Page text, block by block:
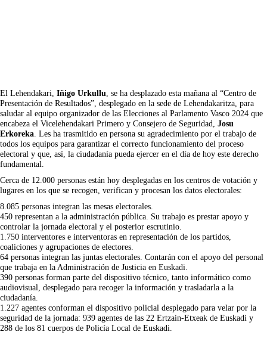
El Lehendakari, Iñigo Urkullu , se ha desplazado esta mañana al “Centro de
Presentación de Resultados”, desplegado en la sede de Lehendakaritza, para
saludar al equipo organizador de las Elecciones al Parlamento Vasco 2024 que
encabeza el Vicelehendakari Primero y Consejero de Seguridad, Josu
Erkoreka . Les ha trasmitido en persona su agradecimiento por el trabajo de
todos los equipos para garantizar el correcto funcionamiento del proceso
electoral y que, así, la ciudadanía pueda ejercer en el día de hoy este derecho
fundamental.
Cerca de 12.000 personas están hoy desplegadas en los centros de votación y
lugares en los que se recogen, verifican y procesan los datos electorales:
8.085 personas integran las mesas electorales.
450 representan a la administración pública. Su trabajo es prestar apoyo y
controlar la jornada electoral y el posterior escrutinio.
1.750 interventores e interventoras en representación de los partidos,
coaliciones y agrupaciones de electores.
64 personas integran las juntas electorales. Contarán con el apoyo del personal
que trabaja en la Administración de Justicia en Euskadi.
390 personas forman parte del dispositivo técnico, tanto informático como
audiovisual, desplegado para recoger la información y trasladarla a la
ciudadanía.
1.227 agentes conforman el dispositivo policial desplegado para velar por la
seguridad de la jornada: 939 agentes de las 22 Ertzain-Etxeak de Euskadi y
288 de los 81 cuerpos de Policía Local de Euskadi.